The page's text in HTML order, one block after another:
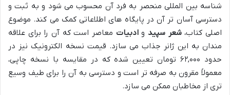
شناسه بین المللی منحصر به فرد آن محسوب می شود و به ثبت و
دسترسی آسان تر آن در پایگاه های اطلاعاتی کمک می کند. موضوع
اصلی کتاب،شعر سپیدوادبیات معاصر است که آن را برای علاقه
مندان به این ژانر جذاب می سازد. قیمت نسخه الکترونیک نیز در
حدود ۶۲,۰۰۰ تومان تعیین شده که در مقایسه با نسخه چاپی،
معمولاً مقرون به صرفه تر است و دسترسی به آن را برای طیف وسیع
تری از مخاطبان ممکن می سازد.